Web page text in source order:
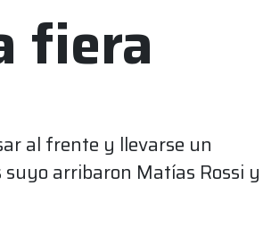
fiera
al frente y llevarse un
arribaron Matías Rossi y